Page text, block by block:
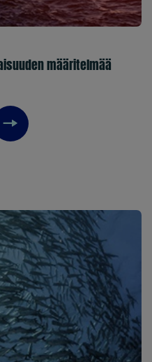
määritelmää
Next item